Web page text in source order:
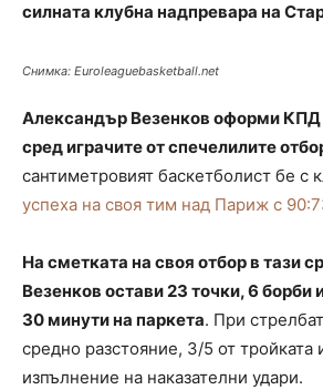
силната клубна надпревара на
Снимка: Еuroleaguebasketball.net
Александър Везенков оформи КПД
сред играчите от спечелилите
сантиметровият баскетболист бе с
успеха на своя тим над Париж с
На сметката на своя отбор в тази
Везенков остави 23 точки, 6 борби
30 минути на паркета. При
средно разстояние, 3/5 от тройката
изпълнение на наказателни удари.